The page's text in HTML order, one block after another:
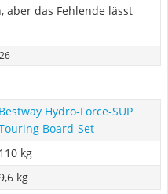
aber das Fehlende lässt
Bestway Hydro-Force-SUP
Board-Set
110 kg
kg